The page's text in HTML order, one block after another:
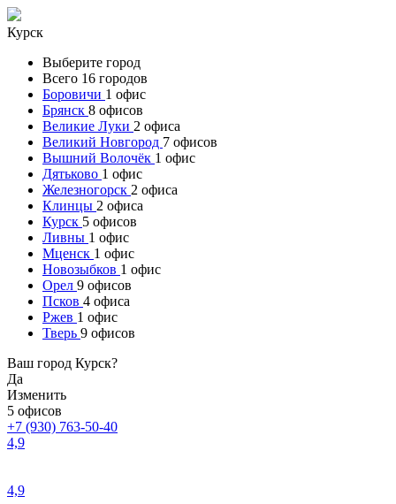
Курск
Выберите город
Всего 16 городов
Боровичи 1 офис
Брянск 8 офисов
Великие Луки 2 офиса
Великий Новгород 7 офисов
Вышний Волочёк 1 офис
Дятьково 1 офис
Железногорск 2 офиса
Клинцы 2 офиса
Курск 5 офисов
Ливны 1 офис
Мценск 1 офис
Новозыбков 1 офис
Орел 9 офисов
Псков 4 офиса
Ржев 1 офис
Тверь 9 офисов
Ваш город Курск?
Да
Изменить
5 офисов
+7 (930) 763-50-40
4,9
4,9